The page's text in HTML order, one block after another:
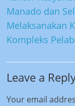
Manado dan
Melaksanakan
Kompleks
Leave a
Your email